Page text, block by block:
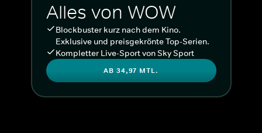
Alles von WOW
Blockbuster kurz nach dem Kino.
Exklusive und preisgekrönte Top-Serien.
Kompletter Live-Sport von Sky Sport
AB 34,97 MTL.